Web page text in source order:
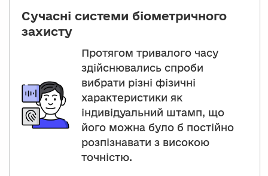
Сучасні системи біометричного
захисту
Протягом тривалого часу
здійснювались спроби
вибрати різні фізичні
характеристики як
індивідуальний штамп, що
його можна було б постійно
розпізнавати з високою
точністю.